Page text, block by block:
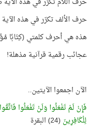
حرف الألف تكرّر في هذه الآية 13 مرّة.
هذه هي أحرف كلمتي (كِتَابًا
عجائب رقمية قرآنية مذهلة!
الآن اجمعوا الآيتين..
فَإِنْ لَمْ تَفْعَلُوا وَلَنْ تَفْعَلُوا
لِلْكَافِرِينَ (24) البقرة